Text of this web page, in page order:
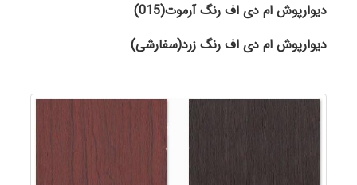
دیوارپوش ام دی اف رنگ آرموت(015)
دیوارپوش ام دی اف رنگ زرد(سفارشی)